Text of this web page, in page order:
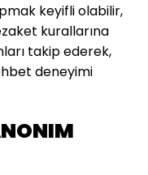
keyifli olabilir,
kurallarına
takip ederek,
deneyimi